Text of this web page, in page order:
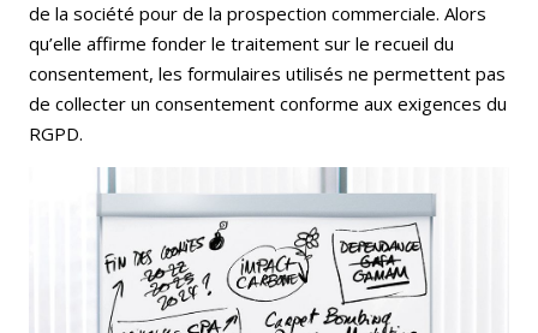
de la société pour de la prospection commerciale. Alors
qu’elle affirme fonder le traitement sur le recueil du
consentement, les formulaires utilisés ne permettent pas
de collecter un consentement conforme aux exigences du
RGPD.